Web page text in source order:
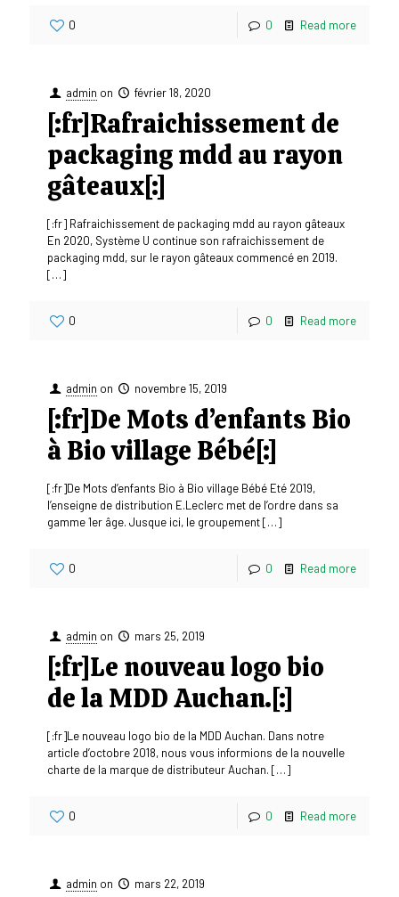
0 0 Read more
admin on février 18, 2020
[:fr]Rafraichissement de
packaging mdd au rayon
gâteaux[:]
[:fr] Rafraichissement de packaging mdd au rayon gâteaux
En 2020, Système U continue son rafraichissement de
packaging mdd, sur le rayon gâteaux commencé en 2019.
[…]
0 0 Read more
admin on novembre 15, 2019
[:fr]De Mots d’enfants Bio
à Bio village Bébé[:]
[:fr]De Mots d’enfants Bio à Bio village Bébé Eté 2019,
l’enseigne de distribution E.Leclerc met de l’ordre dans sa
gamme 1er âge. Jusque ici, le groupement[…]
0 0 Read more
admin on mars 25, 2019
[:fr]Le nouveau logo bio
de la MDD Auchan.[:]
[:fr]Le nouveau logo bio de la MDD Auchan. Dans notre
article d’octobre 2018, nous vous informions de la nouvelle
charte de la marque de distributeur Auchan. […]
0 0 Read more
admin on mars 22, 2019